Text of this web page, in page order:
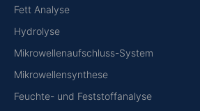
Fett Analyse
Hydrolyse
Mikrowellenaufschluss-System
Mikrowellensynthese
Feuchte- und Feststoffanalyse